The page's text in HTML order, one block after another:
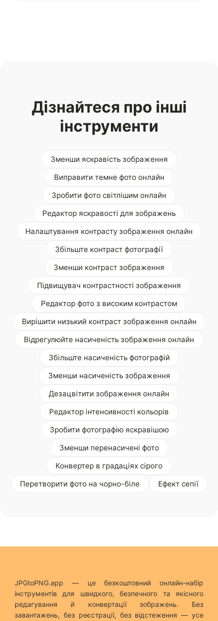
Дізнайтеся про інші
інструменти
Зменши яскравість зображення
Виправити темне фото онлайн
Зробити фото світлішим онлайн
Редактор яскравості для зображень
Налаштування контрасту зображення онлайн
Збільште контраст фотографії
Зменши контраст зображення
Підвищувач контрастності зображення
Редактор фото з високим контрастом
Вирішити низький контраст зображення онлайн
Відрегулюйте насиченість зображення онлайн
Збільште насиченість фотографій
Зменши насиченість зображення
Дезацвітити зображення онлайн
Редактор інтенсивності кольорів
Зробити фотографію яскравішою
Зменши перенасичені фото
Конвертер в градаціях сірого
Перетворити фото на чорно-біле
Ефект сепії
JPGtoPNG.app — це безкоштовний онлайн-набір
інструментів для швидкого, безпечного та якісного
редагування й конвертації зображень. Без
завантажень, без реєстрації, без відстеження — усе